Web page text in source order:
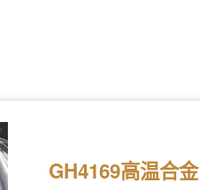
GH4169高温合金